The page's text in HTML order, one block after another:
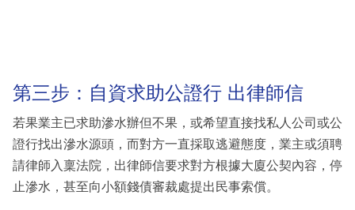
第三步：自資求助公證行 出律師信
若果業主已求助滲水辦但不果，或希望直接找私人公司或公
證行找出滲水源頭，而對方一直採取逃避態度，業主或須聘
請律師入稟法院，出律師信要求對方根據大廈公契內容，停
止滲水，甚至向小額錢債審裁處提出民事索償。